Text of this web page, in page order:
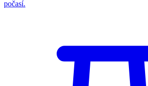
počasí.